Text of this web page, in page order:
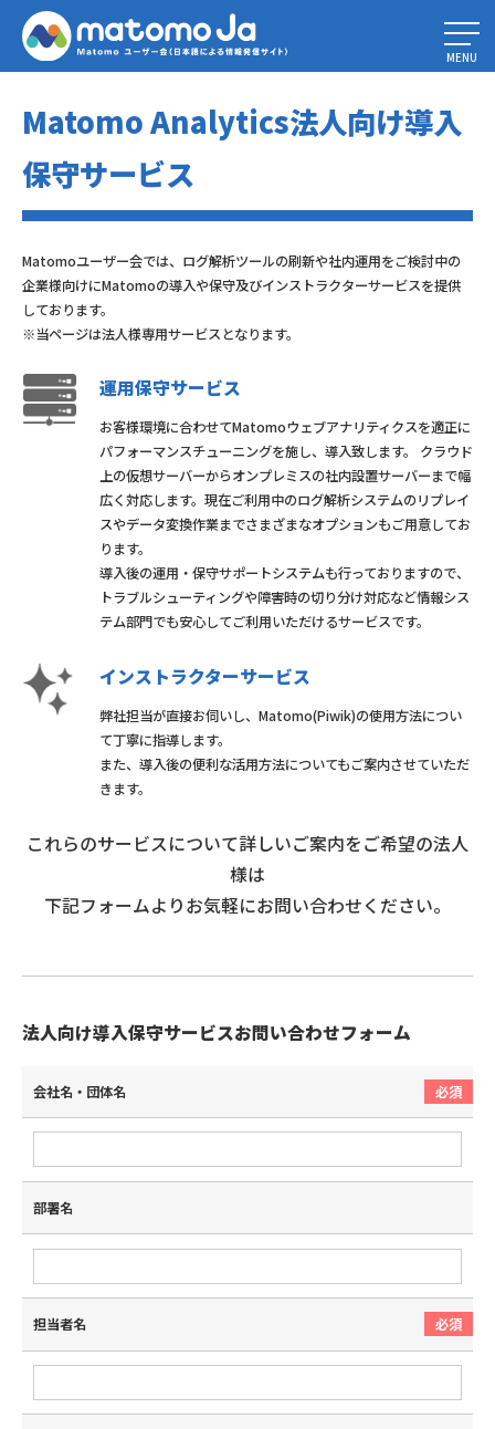
Home» Matomo Analytics法人向け導入保守サービス
MENU
Matomo Analytics法人向け導入
保守サービス
Matomoユーザー会では、ログ解析ツールの刷新や社内運用をご検討中の
企業様向けにMatomoの導入や保守及びインストラクターサービスを提供
しております。
※当ページは法人様専用サービスとなります。
運用保守サービス
お客様環境に合わせてMatomoウェブアナリティクスを適正に
パフォーマンスチューニングを施し、導入致します。 クラウド
上の仮想サーバーからオンプレミスの社内設置サーバーまで幅
広く対応します。現在ご利用中のログ解析システムのリプレイ
スやデータ変換作業までさまざまなオプションもご用意してお
ります。
導入後の運用・保守サポートシステムも行っておりますので、
トラブルシューティングや障害時の切り分け対応など情報シス
テム部門でも安心してご利用いただけるサービスです。
インストラクターサービス
弊社担当が直接お伺いし、Matomo(Piwik)の使用方法につい
て丁寧に指導します。
また、導入後の便利な活用方法についてもご案内させていただ
きます。
これらのサービスについて詳しいご案内をご希望の法人
様は
下記フォームよりお気軽にお問い合わせください。
法人向け導入保守サービスお問い合わせフォーム
会社名・団体名
部署名
担当者名